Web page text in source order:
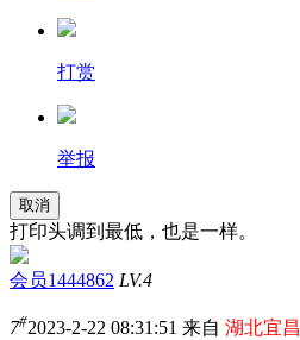
打赏
举报
取消
打印头调到最低，也是一样。
会员1444862 LV.4
7#2023-2-22 08:31:51 来自 湖北宜昌